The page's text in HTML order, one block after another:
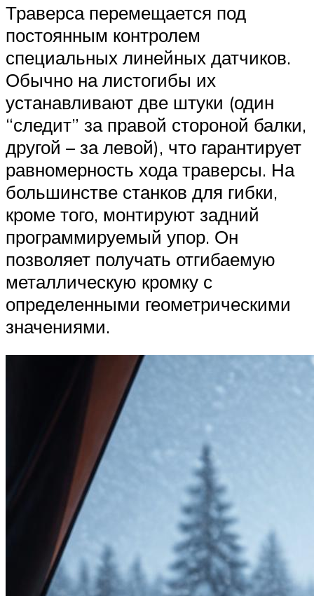
Траверса перемещается под
постоянным контролем
специальных линейных датчиков.
Обычно на листогибы их
устанавливают две штуки (один
“следит” за правой стороной балки,
другой – за левой), что гарантирует
равномерность хода траверсы. На
большинстве станков для гибки,
кроме того, монтируют задний
программируемый упор. Он
позволяет получать отгибаемую
металлическую кромку с
определенными геометрическими
значениями.